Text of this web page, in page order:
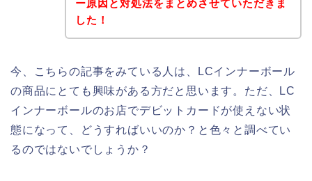
ー原因と対処法をまとめさせていただきま
した！
今、こちらの記事をみている人は、LCインナーボール
の商品にとても興味がある方だと思います。ただ、LC
インナーボールのお店でデビットカードが使えない状
態になって、どうすればいいのか？と色々と調べてい
るのではないでしょうか？